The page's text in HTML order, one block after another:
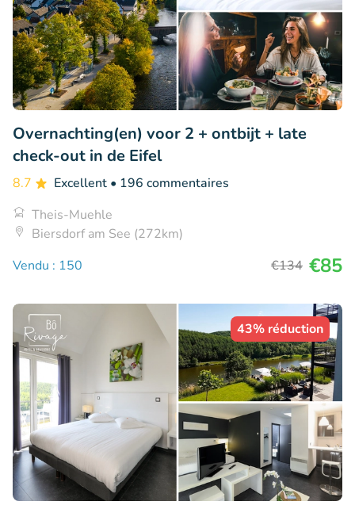
Overnachting(en) voor 2 + ontbijt + late
check-out in de Eifel
8.7 Excellent • 196 commentaires
Theis-Muehle
Biersdorf am See (272km)
Vendu : 150
€134 €85
43% réduction